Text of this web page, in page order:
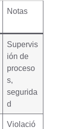
Notas
Supervis
ión de
proceso
s,
segurida
d
Violació